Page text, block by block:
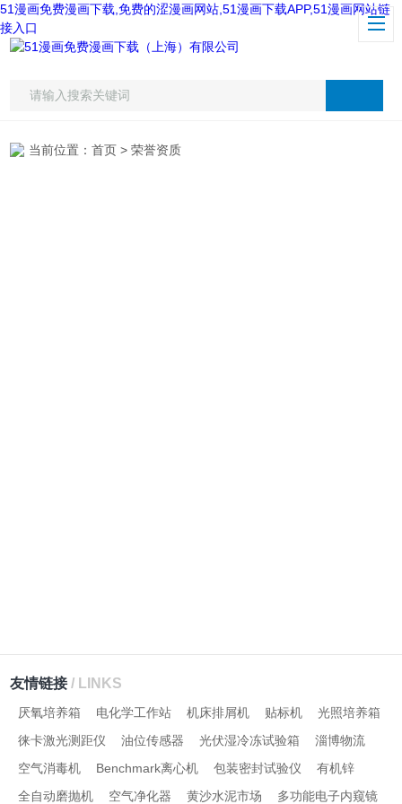
51漫画免费漫画下载,免费的涩漫画网站,51漫画下载APP,51漫画网站链
接入口
当前位置：首页 > 荣誉资质
友情链接/ LINKS
厌氧培养箱 电化学工作站 机床排屑机 贴标机
光照培养箱
徕卡激光测距仪
油位传感器 光伏湿冷冻试验箱
淄博物流
空气消毒机
Benchmark离心机 包装密封试验仪
有机锌
全自动磨抛机
空气净化器 黄沙水泥市场 多功能电子内窥镜